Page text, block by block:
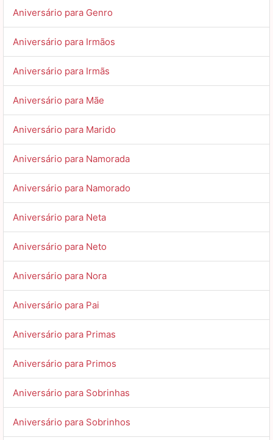
Aniversário para Genro
Aniversário para Irmãos
Aniversário para Irmãs
Aniversário para Mãe
Aniversário para Marido
Aniversário para Namorada
Aniversário para Namorado
Aniversário para Neta
Aniversário para Neto
Aniversário para Nora
Aniversário para Pai
Aniversário para Primas
Aniversário para Primos
Aniversário para Sobrinhas
Aniversário para Sobrinhos